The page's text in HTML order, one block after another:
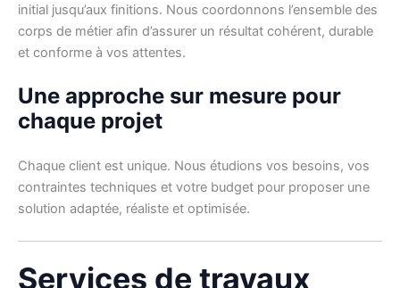
initial jusqu’aux finitions. Nous coordonnons l’ensemble des
corps de métier afin d’assurer un résultat cohérent, durable
et conforme à vos attentes.
Une approche sur mesure pour
chaque projet
Chaque client est unique. Nous étudions vos besoins, vos
contraintes techniques et votre budget pour proposer une
solution adaptée, réaliste et optimisée.
Services de travaux